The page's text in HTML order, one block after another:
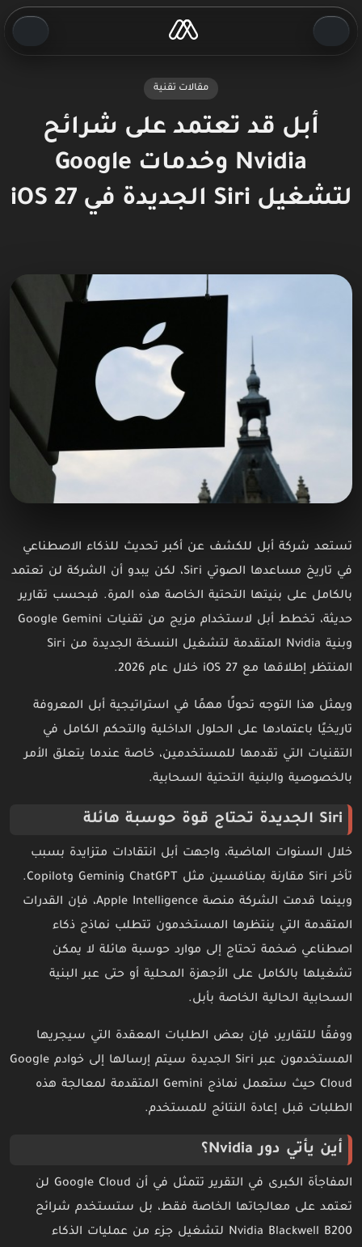
مقالات تقنية
أبل قد تعتمد على شرائح
Nvidia وخدمات Google
لتشغيل Siri الجديدة في iOS 27
تستعد شركة أبل للكشف عن أكبر تحديث للذكاء الاصطناعي
في تاريخ مساعدها الصوتي Siri، لكن يبدو أن الشركة لن تعتمد
بالكامل على بنيتها التحتية الخاصة هذه المرة. فبحسب تقارير
حديثة، تخطط أبل لاستخدام مزيج من تقنيات Google Gemini
وبنية Nvidia المتقدمة لتشغيل النسخة الجديدة من Siri
المنتظر إطلاقها مع iOS 27 خلال عام 2026.
ويمثل هذا التوجه تحولًا مهمًا في استراتيجية أبل المعروفة
تاريخيًا باعتمادها على الحلول الداخلية والتحكم الكامل في
التقنيات التي تقدمها للمستخدمين، خاصة عندما يتعلق الأمر
بالخصوصية والبنية التحتية السحابية.
Siri الجديدة تحتاج قوة حوسبة هائلة
خلال السنوات الماضية، واجهت أبل انتقادات متزايدة بسبب
تأخر Siri مقارنة بمنافسين مثل ChatGPT وGemini وCopilot.
وبينما قدمت الشركة منصة Apple Intelligence، فإن القدرات
المتقدمة التي ينتظرها المستخدمون تتطلب نماذج ذكاء
اصطناعي ضخمة تحتاج إلى موارد حوسبة هائلة لا يمكن
تشغيلها بالكامل على الأجهزة المحلية أو حتى عبر البنية
السحابية الحالية الخاصة بأبل.
ووفقًا للتقارير، فإن بعض الطلبات المعقدة التي سيجريها
المستخدمون عبر Siri الجديدة سيتم إرسالها إلى خوادم Google
Cloud حيث ستعمل نماذج Gemini المتقدمة لمعالجة هذه
الطلبات قبل إعادة النتائج للمستخدم.
أين يأتي دور Nvidia؟
المفاجأة الكبرى في التقرير تتمثل في أن Google Cloud لن
تعتمد على معالجاتها الخاصة فقط، بل ستستخدم شرائح
Nvidia Blackwell B200 لتشغيل جزء من عمليات الذكاء